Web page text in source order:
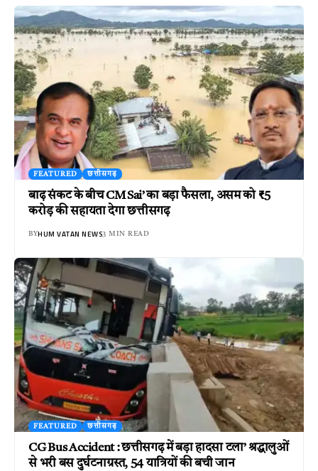
FEATURED छत्तीसगढ़
बाढ़ संकट के बीच CM Sai’ का बड़ा फैसला, असम को ₹5
करोड़ की सहायता देगा छत्तीसगढ़
BYHUM VATAN NEWS3 MIN READ
FEATURED छत्तीसगढ़
CG Bus Accident : छत्तीसगढ़ में बड़ा हादसा टला’ श्रद्धालुओं
से भरी बस दुर्घटनाग्रस्त, 54 यात्रियों की बची जान